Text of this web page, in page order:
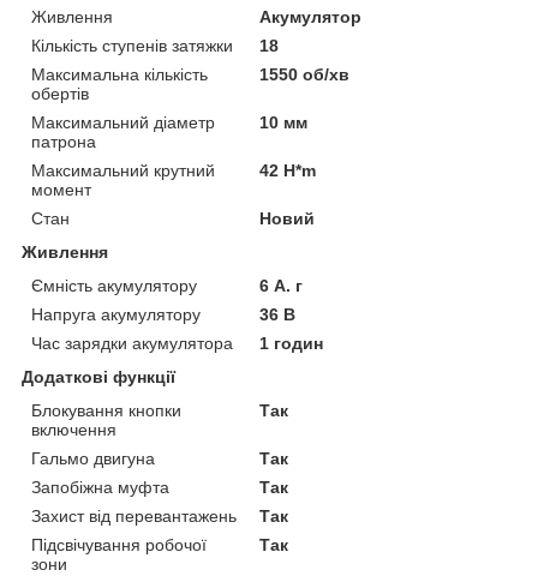
Живлення
Акумулятор
Кількість ступенів затяжки
18
Максимальна кількість
обертів
1550 об/хв
Максимальний діаметр
патрона
10 мм
Максимальний крутний
момент
42 H*m
Стан
Новий
Живлення
Ємність акумулятору
6 А. г
Напруга акумулятору
36 В
Час зарядки акумулятора
1 годин
Додаткові функції
Блокування кнопки
включення
Так
Гальмо двигуна
Так
Запобіжна муфта
Так
Захист від перевантажень
Так
Підсвічування робочої
зони
Так